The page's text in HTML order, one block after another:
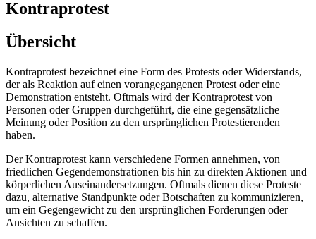
Kontraprotest
Übersicht
Kontraprotest bezeichnet eine Form des Protests oder Widerstands,
der als Reaktion auf einen vorangegangenen Protest oder eine
Demonstration entsteht. Oftmals wird der Kontraprotest von
Personen oder Gruppen durchgeführt, die eine gegensätzliche
Meinung oder Position zu den ursprünglichen Protestierenden
haben.
Der Kontraprotest kann verschiedene Formen annehmen, von
friedlichen Gegendemonstrationen bis hin zu direkten Aktionen und
körperlichen Auseinandersetzungen. Oftmals dienen diese Proteste
dazu, alternative Standpunkte oder Botschaften zu kommunizieren,
um ein Gegengewicht zu den ursprünglichen Forderungen oder
Ansichten zu schaffen.